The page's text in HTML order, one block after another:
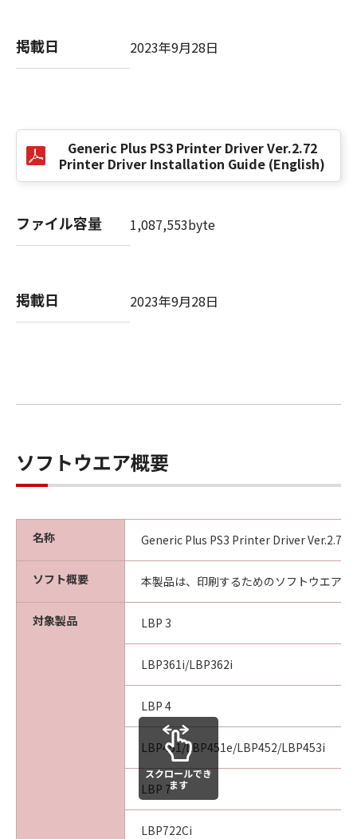
以 上
No. I010G021619
掲載日 2023年9月28日
Generic Plus PS3 Printer Driver Ver.2.72
Printer Driver Installation Guide (English)
ファイル容量 1,087,553byte
掲載日 2023年9月28日
ソフトウエア概要
名称 Generic Plus PS3 Printer Driver Ver.2.72
ソフト概要 本製品は、印刷するためのソフトウエアで
対象製品 LBP 3
LBP361i/LBP362i
LBP 4
LBP451/LBP451e/LBP452/LBP453i
LBP 7
LBP722Ci
スクロールでき
ます